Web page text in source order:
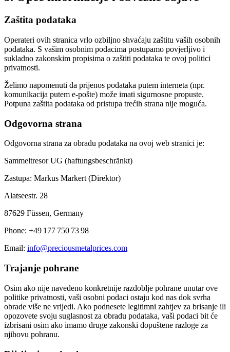
Zaštita podataka
Operateri ovih stranica vrlo ozbiljno shvaćaju zaštitu vaših osobnih
podataka. S vašim osobnim podacima postupamo povjerljivo i
sukladno zakonskim propisima o zaštiti podataka te ovoj politici
privatnosti.
Želimo napomenuti da prijenos podataka putem interneta (npr.
komunikacija putem e-pošte) može imati sigurnosne propuste.
Potpuna zaštita podataka od pristupa trećih strana nije moguća.
Odgovorna strana
Odgovorna strana za obradu podataka na ovoj web stranici je:
Sammeltresor UG (haftungsbeschränkt)
Zastupa: Markus Markert (Direktor)
Alatseestr. 28
87629 Füssen, Germany
Phone: +49 177 750 73 98
Email: info@preciousmetalprices.com
Trajanje pohrane
Osim ako nije navedeno konkretnije razdoblje pohrane unutar ove
politike privatnosti, vaši osobni podaci ostaju kod nas dok svrha
obrade više ne vrijedi. Ako podnesete legitimni zahtjev za brisanje ili
opozovete svoju suglasnost za obradu podataka, vaši podaci bit će
izbrisani osim ako imamo druge zakonski dopuštene razloge za
njihovu pohranu.